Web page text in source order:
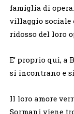
famiglia di
villaggio sociale
ridosso del loro
E’ proprio qui, a
si incontrano e
Il loro amore
Sormani viene